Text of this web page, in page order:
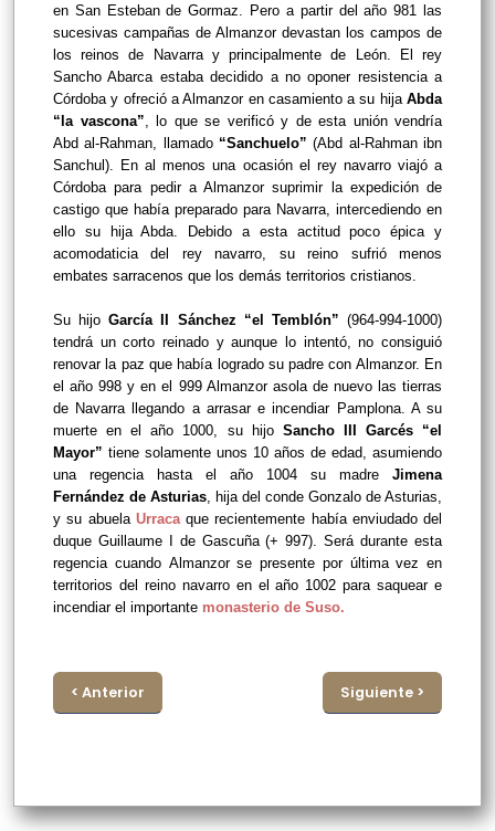
en San Esteban de Gormaz. Pero a partir del año 981 las
sucesivas campañas de Almanzor devastan los campos de
los reinos de Navarra y principalmente de León. El rey
Sancho Abarca estaba decidido a no oponer resistencia a
Córdoba y ofreció a Almanzor en casamiento a su hija Abda
“la vascona” , lo que se verificó y de esta unión vendría
Abd al-Rahman, llamado “Sanchuelo”(Abd al-Rahman ibn
Sanchul). En al menos una ocasión el rey navarro viajó a
Córdoba para pedir a Almanzor suprimir la expedición de
castigo que había preparado para Navarra, intercediendo en
ello su hija Abda. Debido a esta actitud poco épica y
acomodaticia del rey navarro, su reino sufrió menos
embates sarracenos que los demás territorios cristianos.
Su hijoGarcía II Sánchez “el Temblón”(964-994-1000)
tendrá un corto reinado y aunque lo intentó, no consiguió
renovar la paz que había logrado su padre con Almanzor. En
el año 998 y en el 999 Almanzor asola de nuevo las tierras
de Navarra llegando a arrasar e incendiar Pamplona. A su
muerte en el año 1000, su hijo Sancho III Garcés “el
Mayor” tiene solamente unos 10 años de edad, asumiendo
una regencia hasta el año 1004 su madre Jimena
Fernández de Asturias , hija del conde Gonzalo de Asturias,
y su abuela Urraca que recientemente había enviudado del
duque Guillaume I de Gascuña (+ 997). Será durante esta
regencia cuando Almanzor se presente por última vez en
territorios del reino navarro en el año 1002 para saquear e
incendiar el importante monasterio de Suso.
< Anterior Siguiente >